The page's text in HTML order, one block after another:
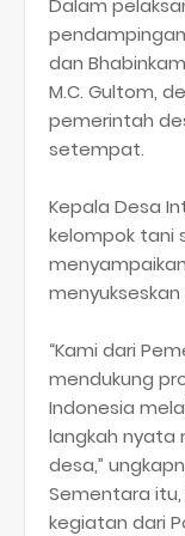
dan
M.C. Gultom,
pemerintah
setempat.
Kepala Desa
kelompok tani
“Kami dari
mendukung
Indonesia
langkah nyata
desa,”
Sementara
kegiatan dari